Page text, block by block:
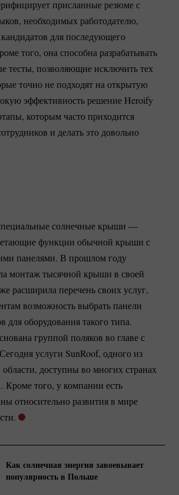
присланные резюме с
необходимых работодателю,
для последующего
того, она способна разрабатывать
тесты, позволяющие исключить тех
точно не подходят на открытую
эффективность решение Heroify
которым часто приходится
и делать это довольно
солнечные крыши —
функции обычной крыши с
панелями. В прошлом году
монтаж тысячной крыши в своей
расширила перечень своих услуг,
возможность выбрать панели
для оборудования такого типа.
группой поляков во главе с
услуги SunRoof, одного из
доступны во многих странах
того, у компании есть
относительно развития в мире
Как солнечная энергия завоевывает
популярность в Польше